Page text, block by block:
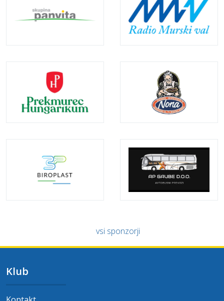
vsi sponzorji
Klub